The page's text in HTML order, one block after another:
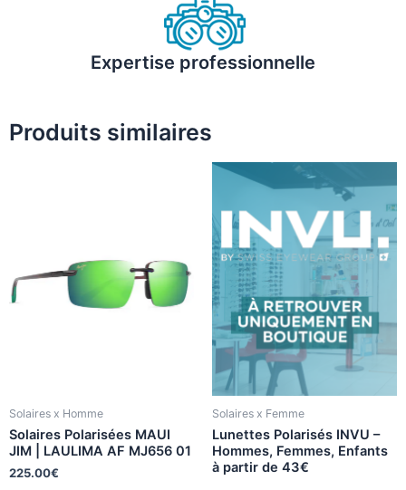
Expertise professionnelle
Produits similaires
Solaires x Homme
Solaires Polarisées MAUI
JIM | LAULIMA AF MJ656 01
225.00€
Solaires x Femme
Lunettes Polarisés INVU –
Hommes, Femmes, Enfants
à partir de 43€